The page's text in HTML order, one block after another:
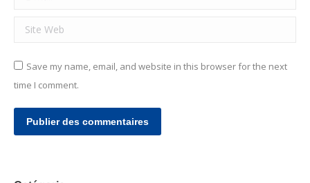
Site Web
Save my name, email, and website in this browser for the next
time I comment.
Publier des commentaires